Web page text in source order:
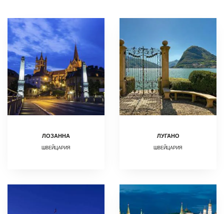
ЛОЗАННА
ШВЕЙЦАРИЯ
ЛУГАНО
ШВЕЙЦАРИЯ